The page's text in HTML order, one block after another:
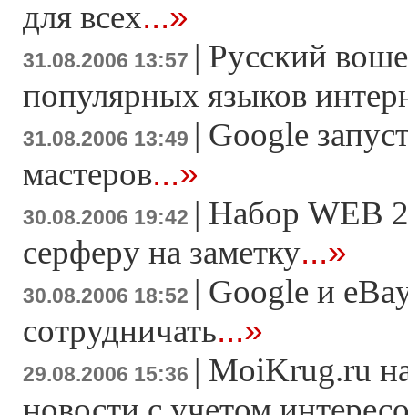
для всех...»
31.08.2006 13:57 | Русский
популярных языков
31.08.2006 13:49 | Google
мастеров...»
30.08.2006 19:42 | Набор WEB
серферу на заметку...»
30.08.2006 18:52 | Google и
сотрудничать...»
29.08.2006 15:36 | MoiKrug.ru